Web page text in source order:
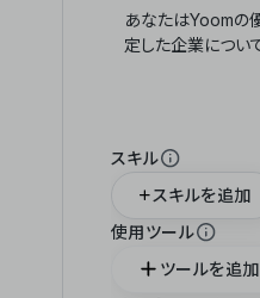
スキル
スキルを追加
使用ツール
ツールを追加